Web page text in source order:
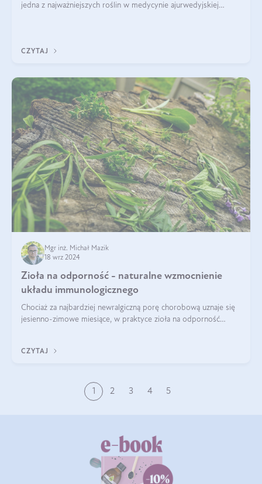
jedna z najważniejszych roślin w medycynie ajurwedyjskiej
CZYTAJ
Mgr inż. Michał Mazik
18 wrz 2024
Zioła na odporność - naturalne wzmocnienie
układu immunologicznego
Chociaż za najbardziej newralgiczną porę chorobową uznaje się
jesienno-zimowe miesiące, w praktyce zioła na odporność
CZYTAJ
1 2 3 4 5